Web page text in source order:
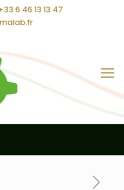
6 46 13 13 47